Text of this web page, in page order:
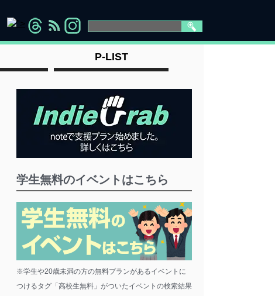
">
"> "> " >
P-LIST
学生無料のイベントはこちら
※学生や20歳未満の方の無料プランがあるイベントに
つけるタグ「高校生無料」がついたイベントの検索結果